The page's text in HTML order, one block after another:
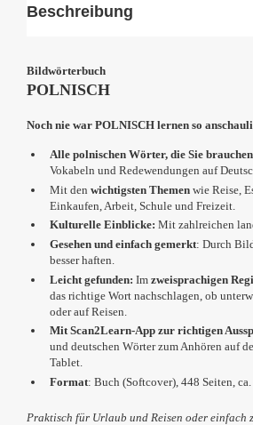
Beschreibung
Bildwörterbuch
POLNISCH
Noch nie war POLNISCH lernen so
Alle polnischen Wörter, die Sie
Vokabeln und Redewendungen auf
Mit den wichtigsten Themenwie Reise,
Einkaufen, Arbeit, Schule und Freizeit.
Kulturelle Einblicke: Mit zahlreichen
Gesehen und einfach gemerkt: Durch
besser haften.
Leicht gefunden: Im zweisprachigen
das richtige Wort nachschlagen, ob
oder auf Reisen.
Mit Scan2Learn-App zur richtigen
und deutschen Wörter zum Anhören auf
Tablet.
Format: Buch (Softcover), 448 Seiten,
Praktisch für Urlaub und Reisen oder einfach